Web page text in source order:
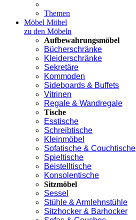
Themen
Möbel Möbel
zu den Möbeln
Aufbewahrungsmöbel
Bücherschränke
Kleiderschränke
Sekretäre
Kommoden
Sideboards & Buffets
Vitrinen
Regale & Wandregale
Tische
Esstische
Schreibtische
Kleinmöbel
Sofatische & Couchtische
Spieltische
Beistelltische
Konsolentische
Sitzmöbel
Sessel
Stühle & Armlehnstühle
Sitzhocker & Barhocker